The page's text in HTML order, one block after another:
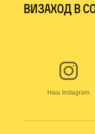
Визаход в
Наш Instagram